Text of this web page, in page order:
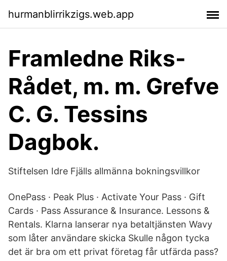
hurmanblirrikzigs.web.app
Framledne Riks-
Rådet, m. m. Grefve
C. G. Tessins
Dagbok.
Stiftelsen Idre Fjälls allmänna bokningsvillkor
OnePass · Peak Plus · Activate Your Pass · Gift
Cards · Pass Assurance & Insurance. Lessons &
Rentals. Klarna lanserar nya betaltjänsten Wavy
som låter användare skicka Skulle någon tycka
det är bra om ett privat företag får utfärda pass?